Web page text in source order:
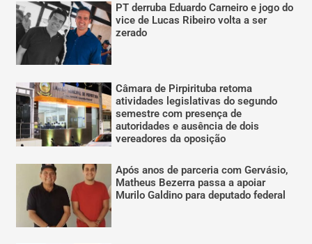
PT derruba Eduardo Carneiro e jogo do
vice de Lucas Ribeiro volta a ser
zerado
Câmara de Pirpirituba retoma
atividades legislativas do segundo
semestre com presença de
autoridades e ausência de dois
vereadores da oposição
Após anos de parceria com Gervásio,
Matheus Bezerra passa a apoiar
Murilo Galdino para deputado federal